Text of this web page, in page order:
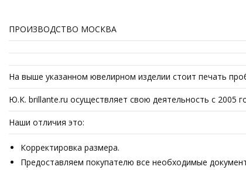
ПРОИЗВОДСТВО МОСКВА
На выше указанном ювелирном изделии стоит печать
Ю.К. brillante.ru осуществляет свою деятельность с 2005
Наши отличия это:
Корректировка размера.
Предоставляем покупателю все необходимые